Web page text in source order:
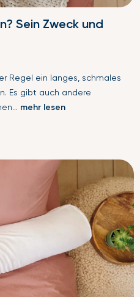
Sein Zweck und
Regel ein langes, schmales
Es gibt auch andere
mehr lesen